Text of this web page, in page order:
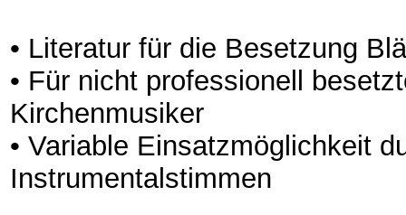
• Literatur für die Besetzung
• Für nicht professionell
Kirchenmusiker
• Variable Einsatzmöglichkeit
Instrumentalstimmen